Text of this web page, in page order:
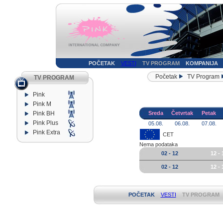
POČETAK VESTI TV PROGRAM KOMPANIJA
TV PROGRAM
Pink
Pink M
Pink BH
Pink Plus
Pink Extra
Početak TV Program
Sreda Četvrtak
Petak
05.08.
06.08.
07.08.
CET
Nema podataka
02 - 12
12 -
02 - 12 12 -
POČETAK VESTI TV PROGRAM